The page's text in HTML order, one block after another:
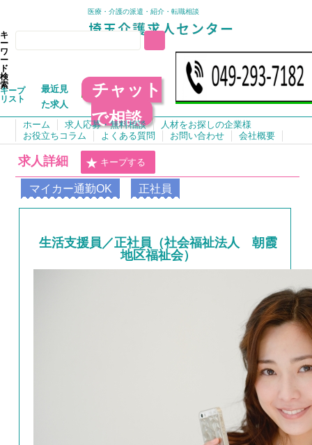
医療・介護の派遣・紹介・転職相談
キ
ー
ワ
ー
ド
検
索
キープ
リスト
最近見
た求人
チャット
で相談
ホーム 求人応募・無料相談
人材をお探しの企業様
お役立ちコラム
よくある質問 お問い合わせ 会社概要
求人詳細 キープする
マイカー通勤OK 正社員
生活支援員／正社員（社会福祉法人 朝霞
地区福祉会）